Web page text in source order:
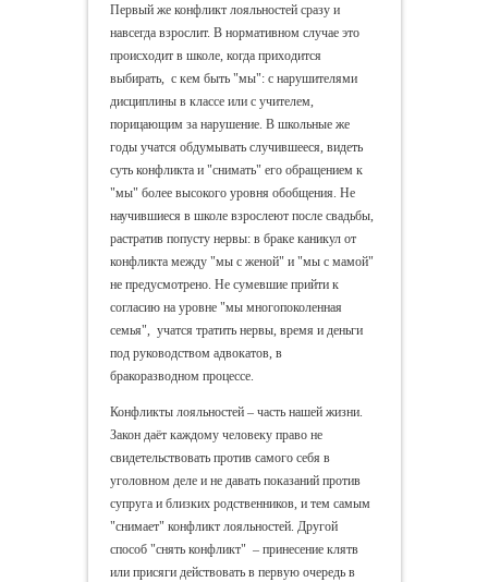
Первый же конфликт лояльностей сразу и
навсегда взрослит. В нормативном случае это
происходит в школе, когда приходится
выбирать, с кем быть "мы": с нарушителями
дисциплины в классе или с учителем,
порицающим за нарушение. В школьные же
годы учатся обдумывать случившееся, видеть
суть конфликта и "снимать" его обращением к
"мы" более высокого уровня обобщения. Не
научившиеся в школе взрослеют после свадьбы,
растратив попусту нервы: в браке каникул от
конфликта между "мы с женой" и "мы с мамой"
не предусмотрено. Не сумевшие прийти к
согласию на уровне "мы многопоколенная
семья", учатся тратить нервы, время и деньги
под руководством адвокатов, в
бракоразводном процессе.
Конфликты лояльностей – часть нашей жизни.
Закон даёт каждому человеку право не
свидетельствовать против самого себя в
уголовном деле и не давать показаний против
супруга и близких родственников, и тем самым
"снимает" конфликт лояльностей. Другой
способ "снять конфликт" – принесение клятв
или присяги действовать в первую очередь в